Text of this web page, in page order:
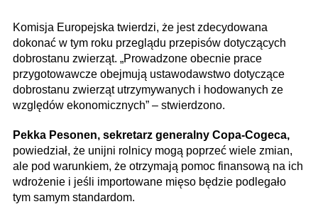
Komisja Europejska twierdzi, że ​​jest zdecydowana
dokonać w tym roku przeglądu przepisów dotyczących
dobrostanu zwierząt. „Prowadzone obecnie prace
przygotowawcze obejmują ustawodawstwo dotyczące
dobrostanu zwierząt utrzymywanych i hodowanych ze
względów ekonomicznych” – stwierdzono.
Pekka Pesonen, sekretarz generalny Copa-Cogeca,
powiedział, że unijni rolnicy mogą poprzeć wiele zmian,
ale pod warunkiem, że otrzymają pomoc finansową na ich
wdrożenie i jeśli importowane mięso będzie podlegało
tym samym standardom.